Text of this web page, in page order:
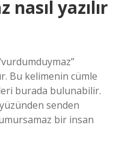
yazılır
Bu kelimenin cümle
burada bulunabilir.
senden
bir insan